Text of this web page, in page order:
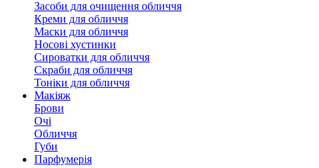
Засоби для очищення обличчя
Креми для обличчя
Маски для обличчя
Носові хустинки
Сироватки для обличчя
Скраби для обличчя
Тоніки для обличчя
Макіяж
Брови
Очі
Обличчя
Губи
Парфумерія